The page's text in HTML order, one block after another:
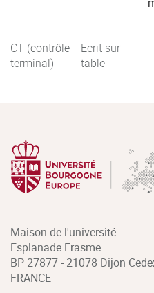
CT (contrôle
terminal)
Ecrit sur
table
Maison de l'université
Esplanade Erasme
BP 27877 - 21078 Dijon
FRANCE